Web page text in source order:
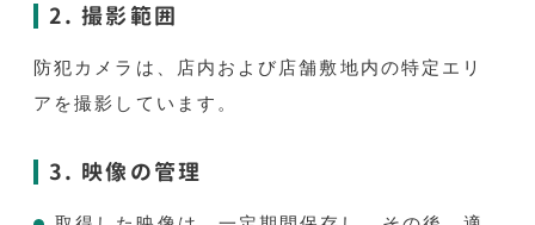
2. 撮影範囲
防犯カメラは、店内および店舗敷地内の特定エリ
アを撮影しています。
3. 映像の管理